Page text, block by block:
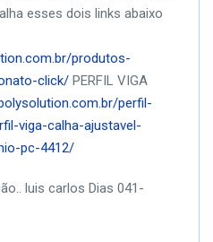
esses dois links abaixo
produtos-
click/ PERFIL VIGA
perfil-
viga-calha-ajustavel-
pc-4412/
luis carlos Dias 041-